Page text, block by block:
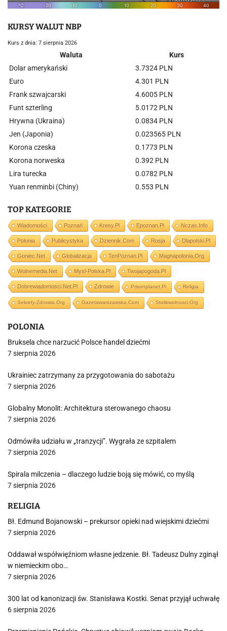
KURSY WALUT NBP
Kurs z dnia: 7 sierpnia 2026
Waluta
Kurs
Dolar amerykański
3.7324 PLN
Euro
4.301 PLN
Frank szwajcarski
4.6005 PLN
Funt szterling
5.0172 PLN
Hrywna (Ukraina)
0.0834 PLN
Jen (Japonia)
0.023565 PLN
Korona czeska
0.1773 PLN
Korona norweska
0.392 PLN
Lira turecka
0.0782 PLN
Yuan renminbi (Chiny)
0.553 PLN
TOP KATEGORIE
Wiadomości Poznań Kresy.pl Epoznan.pl Nczas.info
Polonia Publicystyka Dziennik.com Rosja Dlapolski.pl
Goniec.net Globalizacja TenPoznan.pl Magnapolonia.org
Wolnemedia.net Mysl-Polska.pl Twojapogoda.pl
Dobrewiadomosci.net.pl Zdrowie Prisonplanet.pl Religia
Sekrety-Zdrowia.org Gazetawarszawska.com Stolikwolnosci.org
POLONIA
Bruksela chce narzucić Polsce handel dziećmi
7 sierpnia 2026
Ukrainiec zatrzymany za przygotowania do sabotażu
7 sierpnia 2026
Globalny Monolit: Architektura sterowanego chaosu
7 sierpnia 2026
Odmówiła udziału w „tranzycji”. Wygrała ze szpitalem
7 sierpnia 2026
Spirala milczenia – dlaczego ludzie boją się mówić, co myślą
7 sierpnia 2026
RELIGIA
Bł. Edmund Bojanowski – prekursor opieki nad wiejskimi dziećmi
7 sierpnia 2026
Oddawał współwięźniom własne jedzenie. Bł. Tadeusz Dulny zginął
w niemieckim obo…
7 sierpnia 2026
300 lat od kanonizacji św. Stanisława Kostki. Senat przyjął uchwałę
6 sierpnia 2026